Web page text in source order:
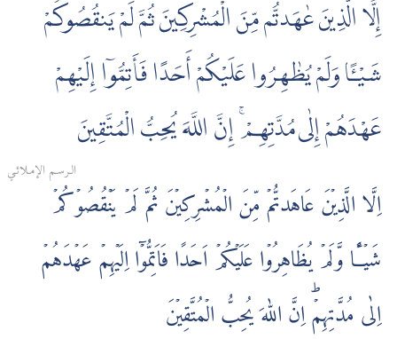
إِلَّا الَّذِينَ عٰهَدتُّم مِّنَ الْمُشْرِكِينَ ثُمَّ لَمْ يَنقُصُوكُمْ
شَيْـًٔا وَلَمْ يُظٰهِرُوا عَلَيْكُمْ أَحَدًا فَأَتِمُّوٓا إِلَيْهِمْ
عَهْدَهُمْ إِلٰى مُدَّتِهِمْ ۚ إِنَّ اللَّهَ يُحِبُّ الْمُتَّقِينَ
الـرسـم الإمـلائـي
اِلَّا الَّذِيۡنَ عَاهَدتُّمۡ مِّنَ الۡمُشۡرِكِيۡنَ ثُمَّ لَمۡ يَنۡقُصُوۡكُمۡ
شَيۡـًٔـا وَّلَمۡ يُظَاهِرُوۡا عَلَيۡكُمۡ اَحَدًا فَاَتِمُّوۡۤا اِلَيۡهِمۡ عَهۡدَهُمۡ
اِلٰى مُدَّتِهِمۡ‌ؕ اِنَّ اللّٰهَ يُحِبُّ الۡمُتَّقِيۡنَ